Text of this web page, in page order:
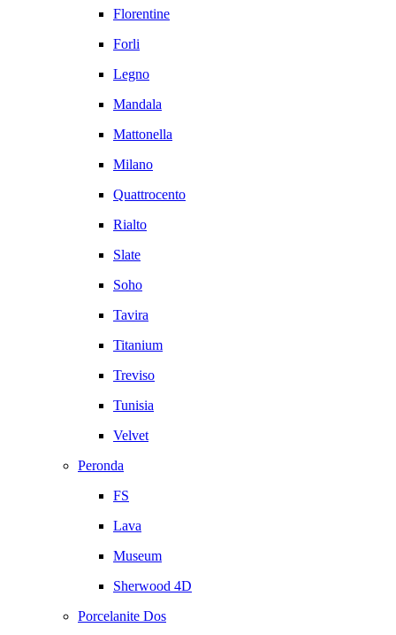
Florentine
Forli
Legno
Mandala
Mattonella
Milano
Quattrocento
Rialto
Slate
Soho
Tavira
Titanium
Treviso
Tunisia
Velvet
Peronda
FS
Lava
Museum
Sherwood 4D
Porcelanite Dos